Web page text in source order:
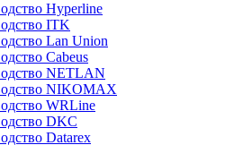
Hyperline
ITK
Lan Union
Cabeus
NETLAN
NIKOMAX
WRLine
DKC
Datarex